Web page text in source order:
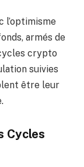
l’optimisme
armés de
crypto
suivies
être leur
Cycles